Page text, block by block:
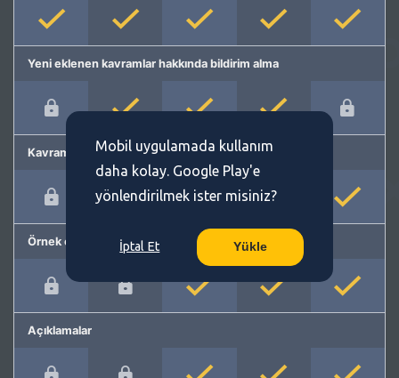
Yeni eklenen kavramlar hakkında bildirim alma
Kavram önerme
Örnek cümleler
Açıklamalar
Mobil uygulamada kullanım
daha kolay. Google Play'e
yönlendirilmek ister misiniz?
İptal Et Yükle